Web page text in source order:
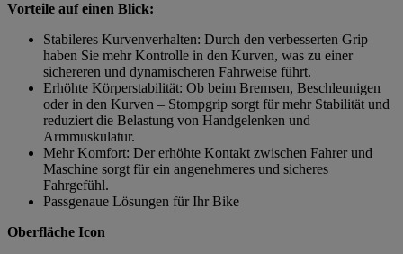
Vorteile auf einen Blick:
Stabileres Kurvenverhalten: Durch den verbesserten Grip
haben Sie mehr Kontrolle in den Kurven, was zu einer
sichereren und dynamischeren Fahrweise führt.
Erhöhte Körperstabilität: Ob beim Bremsen, Beschleunigen
oder in den Kurven – Stompgrip sorgt für mehr Stabilität und
reduziert die Belastung von Handgelenken und
Armmuskulatur.
Mehr Komfort: Der erhöhte Kontakt zwischen Fahrer und
Maschine sorgt für ein angenehmeres und sicheres
Fahrgefühl.
Passgenaue Lösungen für Ihr Bike
Oberfläche Icon